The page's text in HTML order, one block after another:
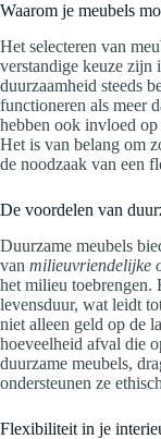
Waarom je meubels
Het selecteren van
verstandige keuze
duurzaamheid steeds
functioneren als meer
hebben ook invloed
Het is van belang om
de noodzaak van een
De voordelen van
Duurzame meubels
van milieuvriendelijke
het milieu toebrengen.
levensduur, wat leidt
niet alleen geld op de
hoeveelheid afval die
duurzame meubels,
ondersteunen ze
Flexibiliteit in je